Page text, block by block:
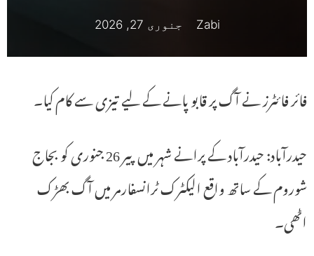
Zabi جنوری 27, 2026
فائر فائٹرز نے آگ پر قابو پانے کے لیے تیزی سے کام کیا۔
حیدرآباد: حیدرآباد کے پرانے شہر میں پیر 26 جنوری کو بجاج
شوروم کے ساتھ واقع الیکٹرک ٹرانسفارمر میں آگ بھڑک
اٹھی۔